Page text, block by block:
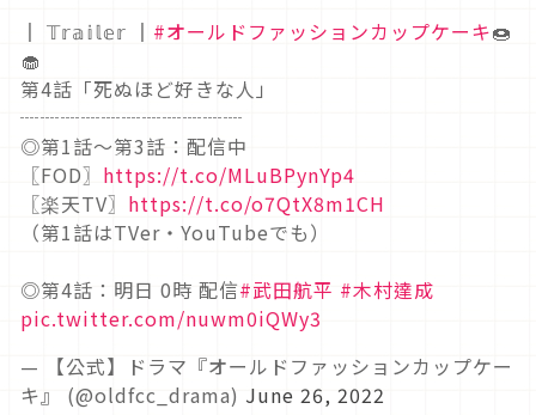
║ 𝕋𝕣𝕒𝕚𝕝𝕖𝕣 ║ #オールドファッションカップケーキ🍩
🧁
第4話「死ぬほど好きな人」
┈┈┈┈┈┈┈┈┈┈┈
◎第1話〜第3話：配信中
〖FOD〗 https://t.co/MLuBPynYp4
〖楽天TV〗 https://t.co/o7QtX8m1CH
（第1話はTVer・YouTubeでも）
◎第4話：明日 0時 配信#武田航平 #木村達成
pic.twitter.com/nuwm0iQWy3
— 【公式】ドラマ『オールドファッションカップケー
キ』 (@oldfcc_drama) June 26, 2022